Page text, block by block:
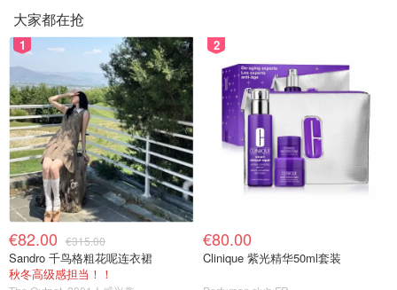
大家都在抢
1
€82.00 €315.00
Sandro 千鸟格粗花呢连衣裙
秋冬高级感担当！！
2
€80.00
Clinique 紫光精华50ml套装